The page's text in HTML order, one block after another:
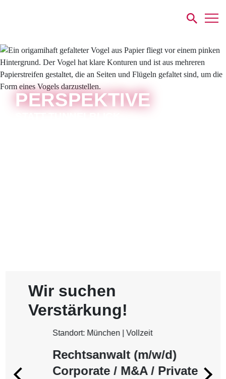
PERSPEKTIVE
Wir suchen
Verstärkung!
Standort: München | Vollzeit
Rechtsanwalt (m/w/d)
Corporate / M&A / Private